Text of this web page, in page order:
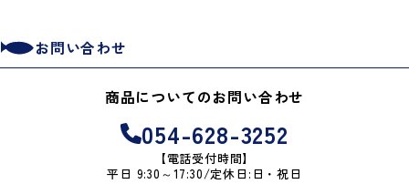
お問い合わせ
商品についてのお問い合わせ
054-628-3252
【電話受付時間】
平日 9:30～17:30/定休日:日・祝日